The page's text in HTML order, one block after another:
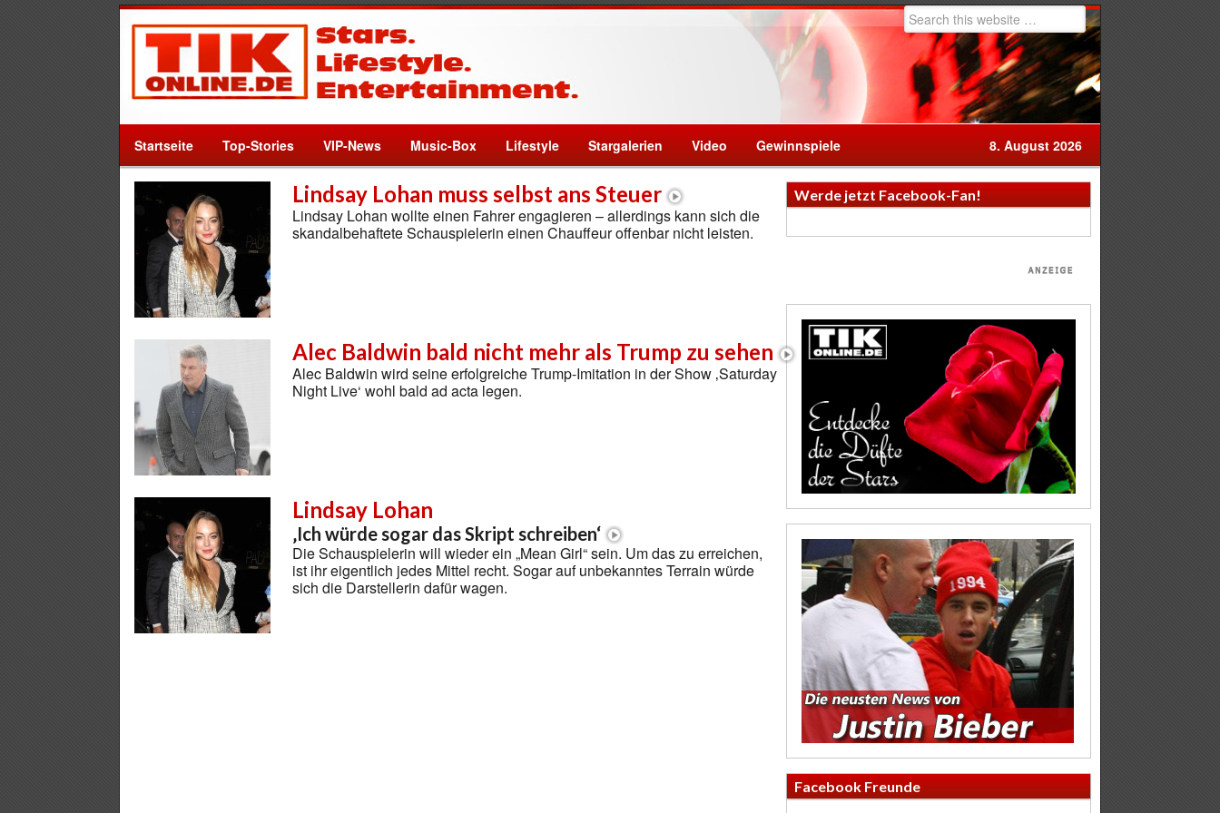
Startseite Top-Stories VIP-News Music-Box Lifestyle Stargalerien Video Gewinnspiele 8. August 2026
Lindsay Lohan muss selbst ans Steuer
Lindsay Lohan wollte einen Fahrer engagieren – allerdings kann sich die
skandalbehaftete Schauspielerin einen Chauffeur offenbar nicht leisten.
Alec Baldwin bald nicht mehr als Trump zu sehen
Alec Baldwin wird seine erfolgreiche Trump-Imitation in der Show ‚Saturday
Night Live‘ wohl bald ad acta legen.
Lindsay Lohan
‚Ich würde sogar das Skript schreiben‘
Die Schauspielerin will wieder ein „Mean Girl“ sein. Um das zu erreichen,
ist ihr eigentlich jedes Mittel recht. Sogar auf unbekanntes Terrain würde
sich die Darstellerin dafür wagen.
Werde jetzt Facebook-Fan!
Facebook Freunde